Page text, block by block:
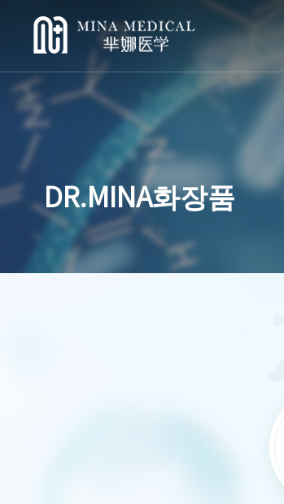
DR.MINA화장품